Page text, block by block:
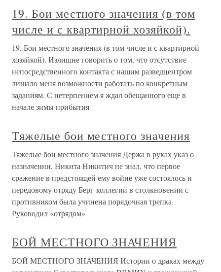
19. Бои местного значения (в том
числе и с квартирной хозяйкой).
19. Бои местного значения (в том числе и с квартирной
хозяйкой). Излишне говорить о том, что отсутствие
непосредственного контакта с нашим разведцентром
лишало меня возможности работать по конкретным
заданиям. С нетерпением я ждал обещанного еще в
начале зимы прибытия
Тяжелые бои местного значения
Тяжелые бои местного значения Держа в руках указ о
назначении, Никита Никитич не знал, что первое
сражение в предстоящей ему войне уже состоялось и
передовому отряду Берг-коллегии в столкновении с
противником была учинена порядочная трепка.
Руководил «отрядом»
БОЙ МЕСТНОГО ЗНАЧЕНИЯ
БОЙ МЕСТНОГО ЗНАЧЕНИЯ Истории о драках между